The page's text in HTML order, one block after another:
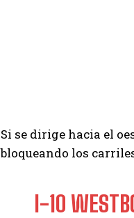
Si se dirige hacia el
bloqueando los
I-10